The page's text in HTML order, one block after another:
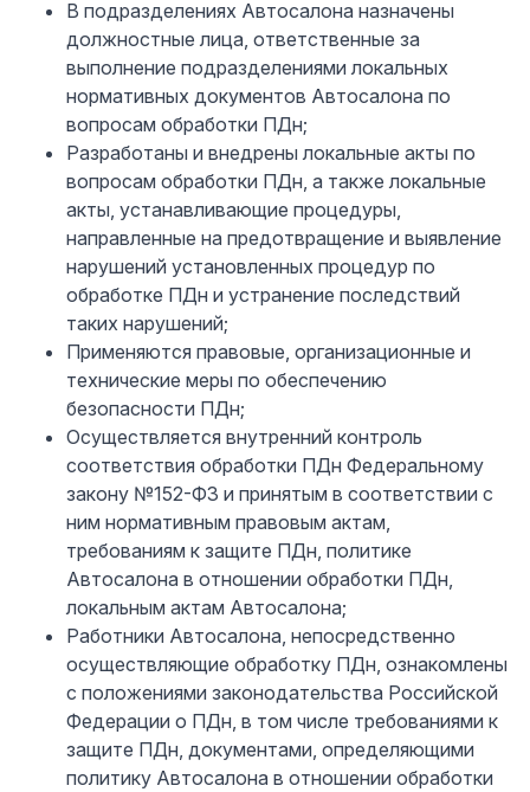
В подразделениях Автосалона назначены
должностные лица, ответственные за
выполнение подразделениями локальных
нормативных документов Автосалона по
вопросам обработки ПДн;
Разработаны и внедрены локальные акты по
вопросам обработки ПДн, а также локальные
акты, устанавливающие процедуры,
направленные на предотвращение и выявление
нарушений установленных процедур по
обработке ПДн и устранение последствий
таких нарушений;
Применяются правовые, организационные и
технические меры по обеспечению
безопасности ПДн;
Осуществляется внутренний контроль
соответствия обработки ПДн Федеральному
закону №152-ФЗ и принятым в соответствии с
ним нормативным правовым актам,
требованиям к защите ПДн, политике
Автосалона в отношении обработки ПДн,
локальным актам Автосалона;
Работники Автосалона, непосредственно
осуществляющие обработку ПДн, ознакомлены
с положениями законодательства Российской
Федерации о ПДн, в том числе требованиями к
защите ПДн, документами, определяющими
политику Автосалона в отношении обработки